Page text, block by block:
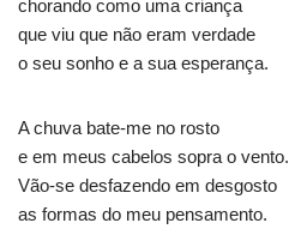
chorando como uma criança
que viu que não eram verdade
o seu sonho e a sua esperança.
A chuva bate-me no rosto
e em meus cabelos sopra o vento.
Vão-se desfazendo em desgosto
as formas do meu pensamento.